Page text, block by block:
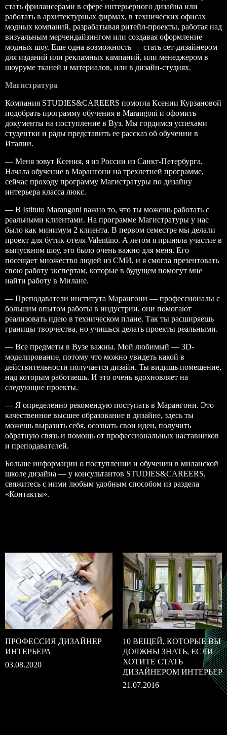
стать фрилансерами в сфере интерьерного дизайна или
работать в архитектурных фирмах, в технических офисах
модных компаний, разрабатывая ритейл-проекты, работая над
визуальным мерчендайзингом или создавая оформление
модных шоу. Еще одна возможность — стать сет-дизайнером
для изданий или рекламных кампаний, или менеджером в
шоуруме тканей и материалов, или в дизайн-студиях.
Магистратура
Компания STUDIES&CAREERS помогла Ксении Курзановой
подобрать программу обучения в Marangoni и офомить
документы на поступление в Вуз. Мы гордимся успехами
студентки и рады представить ее рассказ об обучении в
Италии.
— Меня зовут Ксения, я из России из Санкт-Петербурга.
Начала обучение в Марангони на трехлетней программе,
сейчас проходу программу Магистратуры по дизайну
интерьера класса люкс.
— В Istituto Marangoni важно то, что ты можешь работать с
реальными клиентами. На программе Магистратуры у нас
было как минимум 2 клиента. В первом семестре мы делали
проект для бутик-отеля Valentino. А летом я приняла участие в
выпускном шоу, это было очень важно для меня. Его
посещает множество людей из СМИ, и я смогла презентовать
свою работу экспертам, которые в будущем помогут мне
найти работу в Милане.
— Преподаватели института Марангони — профессионалы с
большим опытом работы в индустрии, они помогают
реализовать идею в техническом плане. Так ты расширяешь
границы творчества, но учишься делать проекты реальными.
— Все предметы в Вузе важны. Мой любимый — 3D-
моделирование, потому что можно увидеть какой в
действительности получается дизайн. Ты видишь помещение,
над которым работаешь. И это очень вдохновляет на
следующие проекты.
— Я определенно рекомендую поступать в Марангони. Это
качественное высшее образование в дизайне, здесь ты
можешь выразить себя, осознать свои идеи, получить
обратную связь и помощь от профессиональных наставников
и преподавателей.
Больше информации о поступлении и обучении в миланской
школе дизайна — у консультантов STUDIES&CAREERS,
свяжитесь с ними любым удобным способом из раздела
«Контакты».
ПРОФЕССИЯ ДИЗАЙНЕР
ИНТЕРЬЕРА
03.08.2020
10 ВЕЩЕЙ, КОТОРЫЕ ВЫ
ДОЛЖНЫ ЗНАТЬ, ЕСЛИ
ХОТИТЕ СТАТЬ
ДИЗАЙНЕРОМ ИНТЕРЬЕРА
21.07.2016